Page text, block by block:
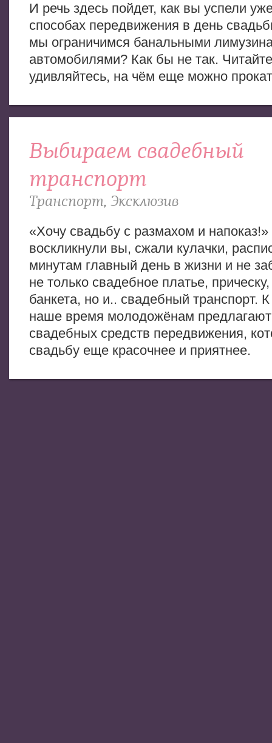
И речь здесь пойдет, как вы успели
способах передвижения в день
мы ограничимся банальными
автомобилями? Как бы не так.
удивляйтесь, на чём еще можно
Выбираем свадебный
транспорт
Транспорт, Эксклюзив
«Хочу свадьбу с размахом и
воскликнули вы, сжали кулачки,
минутам главный день в жизни и не
не только свадебное платье,
банкета, но и.. свадебный транспорт.
наше время молодожёнам
свадебных средств передвижения,
свадьбу еще красочнее и приятнее.